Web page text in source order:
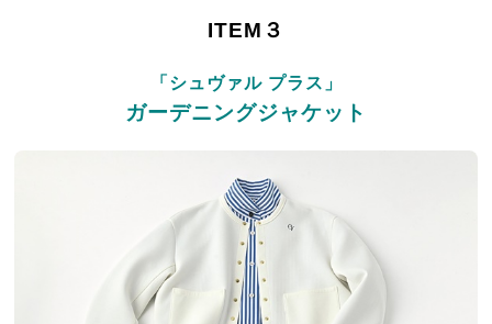
ITEM３
「シュヴァル プラス」
ガーデニングジャケット